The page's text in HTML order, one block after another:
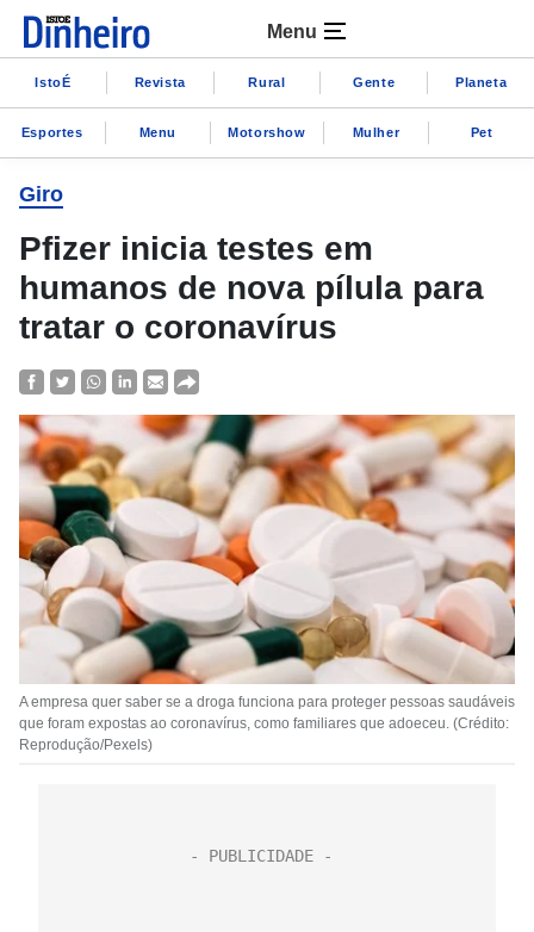
Menu
IstoÉ Revista Rural Gente Planeta
Esportes Menu Motorshow Mulher Pet
Giro
Pfizer inicia testes em
humanos de nova pílula para
tratar o coronavírus
A empresa quer saber se a droga funciona para proteger pessoas saudáveis
​​que foram expostas ao coronavírus, como familiares que adoeceu. (Crédito:
Reprodução/Pexels)